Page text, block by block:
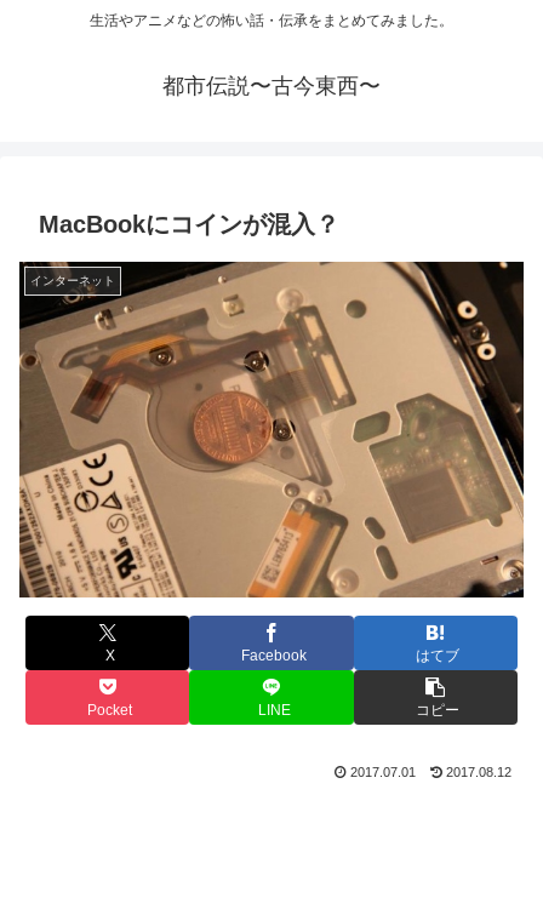
生活やアニメなどの怖い話・伝承をまとめてみました。
都市伝説〜古今東西〜
MacBookにコインが混入？
インターネット
X Facebook はてブ
Pocket LINE コピー
2017.07.01 2017.08.12